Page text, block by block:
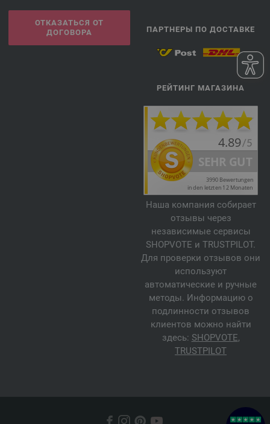
ОТКАЗАТЬСЯ ОТ
ДОГОВОРА
ПАРТНЕРЫ ПО ДОСТАВКЕ
РЕЙТИНГ МАГАЗИНА
Наша компания собирает
отзывы через
независимые сервисы
SHOPVOTE и TRUSTPILOT.
Для проверки отзывов они
используют
автоматические и ручные
методы. Информацию о
подлинности отзывов
клиентов можно найти
здесь: SHOPVOTE,
TRUSTPILOT